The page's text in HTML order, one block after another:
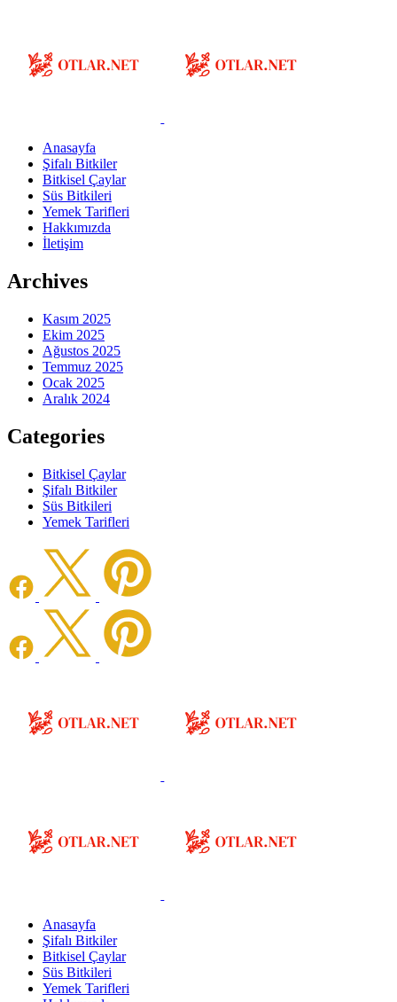
Anasayfa
Şifalı Bitkiler
Bitkisel Çaylar
Süs Bitkileri
Yemek Tarifleri
Hakkımızda
İletişim
Archives
Kasım 2025
Ekim 2025
Ağustos 2025
Temmuz 2025
Ocak 2025
Aralık 2024
Categories
Bitkisel Çaylar
Şifalı Bitkiler
Süs Bitkileri
Yemek Tarifleri
Anasayfa
Şifalı Bitkiler
Bitkisel Çaylar
Süs Bitkileri
Yemek Tarifleri